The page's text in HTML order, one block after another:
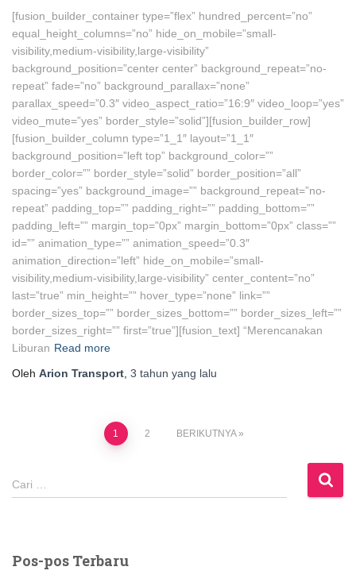
[fusion_builder_container type=”flex” hundred_percent=”no”
equal_height_columns=”no” hide_on_mobile=”small-
visibility,medium-visibility,large-visibility”
background_position=”center center” background_repeat=”no-
repeat” fade=”no” background_parallax=”none”
parallax_speed=”0.3″ video_aspect_ratio=”16:9″ video_loop=”yes”
video_mute=”yes” border_style=”solid”][fusion_builder_row]
[fusion_builder_column type=”1_1″ layout=”1_1″
background_position=”left top” background_color=””
border_color=”” border_style=”solid” border_position=”all”
spacing=”yes” background_image=”” background_repeat=”no-
repeat” padding_top=”” padding_right=”” padding_bottom=””
padding_left=”” margin_top=”0px” margin_bottom=”0px” class=””
id=”” animation_type=”” animation_speed=”0.3″
animation_direction=”left” hide_on_mobile=”small-
visibility,medium-visibility,large-visibility” center_content=”no”
last=”true” min_height=”” hover_type=”none” link=””
border_sizes_top=”” border_sizes_bottom=”” border_sizes_left=””
border_sizes_right=”” first=”true”][fusion_text] “Merencanakan
Liburan Read more
Oleh Arion Transport 3 tahun yang lalu
pos
1 2 BERIKUTNYA
C
a
n
Cari …
Pos-pos Terbaru